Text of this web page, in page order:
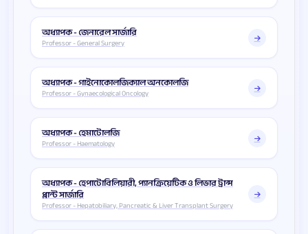
অধ্যাপক - জেনারেল সার্জারি
Professor - General Surgery
অধ্যাপক - গাইনোকোলজিক্যাল অনকোলজি
Professor - Gynaecological Oncology
অধ্যাপক - হেমাটোলজি
Professor - Haematology
অধ্যাপক - হেপাটোবিলিয়ারী, প্যানক্রিয়েটিক ও লিভার ট্রান্স
প্লান্ট সার্জারি
Professor - Hepatobiliary, Pancreatic & Liver Transplant Surgery